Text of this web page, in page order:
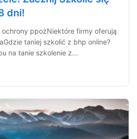
dni!
ppożNiektóre firmy oferują
taniej szkolić z bhp online?
na tanie szkolenie z...